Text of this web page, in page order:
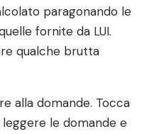
paragonando le
fornite da LUI.
qualche brutta
alla domande. Tocca
leggere le domande e